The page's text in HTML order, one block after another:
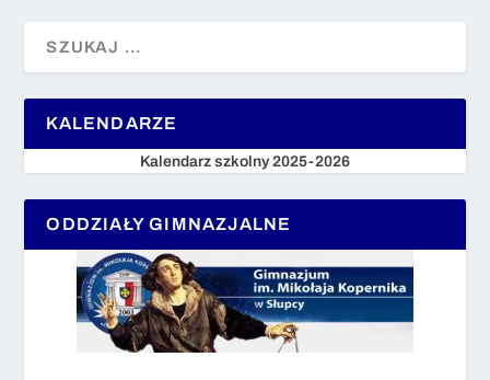
KALENDARZE
Kalendarz szkolny 2025-2026
ODDZIAŁY GIMNAZJALNE